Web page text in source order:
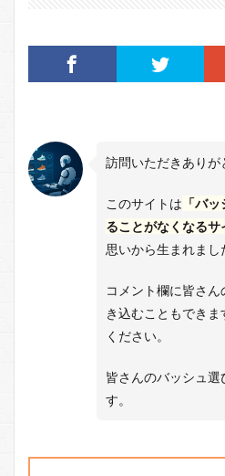
訪問いただきありが
このサイトは 「バ
ることがなくなるサ
思いから生まれまし
コメント欄に皆さ
き込むこともでき
ください。
皆さんのバッシュ
す。